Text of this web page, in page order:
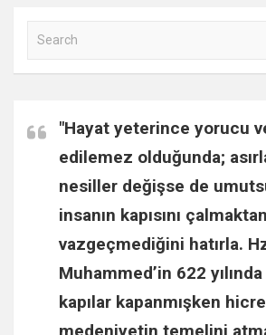
a
c
h
"Hayat yeterince yorucu
edilemez olduğunda;
nesiller değişse de
insanın kapısını çalmaktan
vazgeçmediğini hatırla.
Muhammed’in 622
kapılar kapanmışken